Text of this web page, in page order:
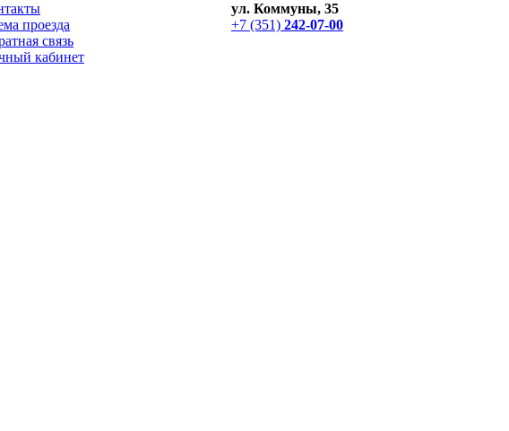
проезда
связь
кабинет
ул. Коммуны, 35
+7 (351) 242-07-00